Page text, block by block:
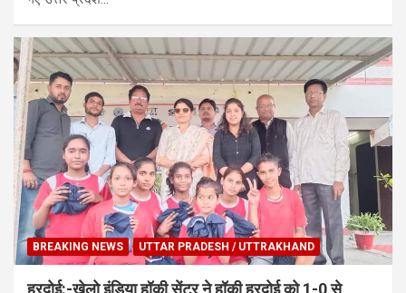
BREAKING NEWS UTTAR PRADESH / UTTRAKHAND
हरदोई:-खेलो इंडिया हॉकी सेंटर ने हॉकी हरदोई को 1-0 से